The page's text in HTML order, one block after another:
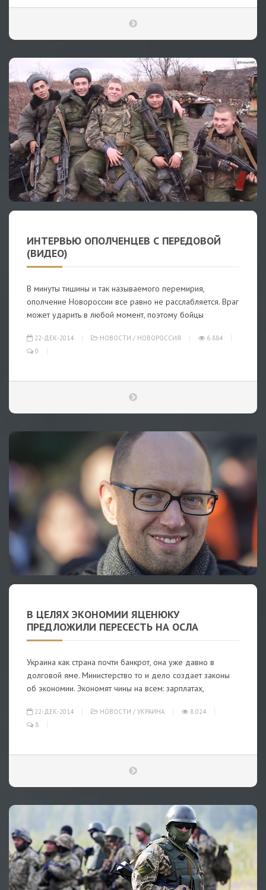
ИНТЕРВЬЮ ОПОЛЧЕНЦЕВ С ПЕРЕДОВОЙ
(ВИДЕО)
В минуты тишины и так называемого перемирия,
ополчение Новороссии все равно не расслабляется. Враг
может ударить в любой момент, поэтому бойцы
22-ДЕК-2014 НОВОСТИ / НОВОРОССИЯ
6 884
0
В ЦЕЛЯХ ЭКОНОМИИ ЯЦЕНЮКУ
ПРЕДЛОЖИЛИ ПЕРЕСЕСТЬ НА ОСЛА
Украина как страна почти банкрот, она уже давно в
долговой яме. Министерство то и дело создает законы
об экономии. Экономят чины на всем: зарплатах,
22-ДЕК-2014 НОВОСТИ / УКРАИНА
8 024
8